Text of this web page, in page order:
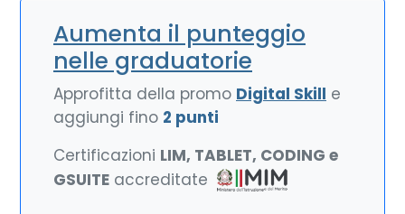
Aumenta il punteggio
nelle graduatorie
Approfitta della promo Digital Skill e
aggiungi fino 2 punti
Certificazioni LIM, TABLET, CODING e
GSUITE accreditate